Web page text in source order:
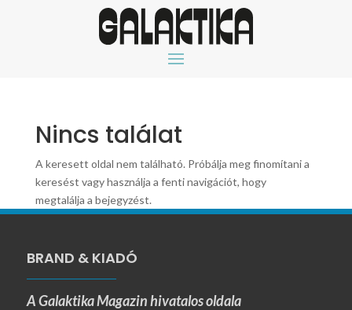
Nincs találat
A keresett oldal nem található. Próbálja meg finomítani a
keresést vagy használja a fenti navigációt, hogy
megtalálja a bejegyzést.
BRAND & KIADÓ
A Galaktika Magazin hivatalos oldala